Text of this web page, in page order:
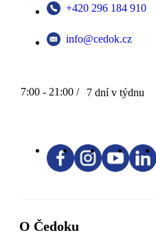
+420 296 184 910
info@cedok.cz
7:00 - 21:00 / 7 dní v týdnu
O Čedoku